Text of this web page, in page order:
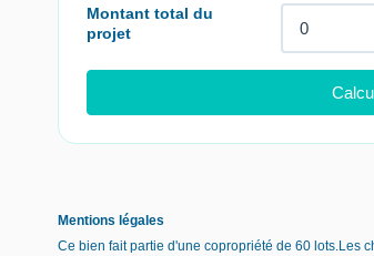
Mentions légales
Ce bien fait partie d'une copropriété de 60 lots.Les